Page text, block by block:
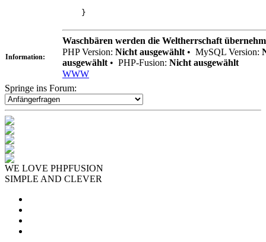
}
Waschbären werden die Weltherrschaft
Information: PHP Version: Nicht ausgewählt • MySQL Version:
ausgewählt • PHP-Fusion: Nicht ausgewählt
WWW
Springe ins Forum:
WE LOVE PHPFUSION
SIMPLE AND CLEVER